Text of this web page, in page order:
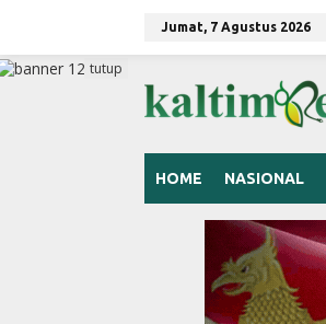
a
Jumat, 7 Agustus 2026
HOME NASIONAL
tutup